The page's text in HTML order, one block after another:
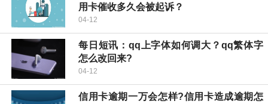
用卡催收多久会被起诉？
04-12
每日短讯：qq上字体如何调大？qq繁体字
怎么改回来?
04-12
信用卡逾期一万会怎样?信用卡造成逾期怎